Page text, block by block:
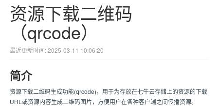
资源下载二维码
（qrcode）
最近更新时间: 2025-03-11 10:06:20
简介
资源下载二维码生成功能(qrcode)，用于为存放在七牛云存储上的资源的下载
URL或资源内容生成二维码图片，方便用户在各种客户端之间传播资源。